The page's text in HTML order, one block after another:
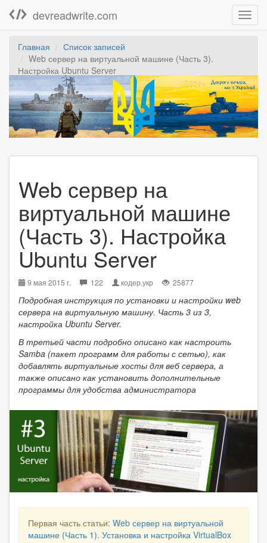
devreadwrite.com
Главная
Список записей
Web сервер на виртуальной машине (Часть 3).
Настройка Ubuntu Server
Web сервер на
виртуальной машине
(Часть 3). Настройка
Ubuntu Server
9 мая 2015 г. 122 кодер.укр 25877
Подробная инструкция по установки и настройки web
сервера на виртуальную машину. Часть 3 из 3,
настройка Ubuntu Server.
В третьей части подробно описано как настроить
Samba (пакет программ для работы с сетью), как
добавлять виртуальные хосты для веб сервера, а
также описано как установить дополнительные
программы для удобства администратора
Первая часть статьи: Web сервер на виртуальной
машине (Часть 1). Установка и настройка VirtualBox